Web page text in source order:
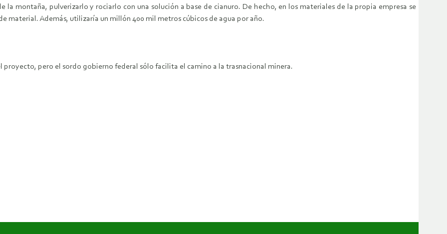
la montaña, pulverizarlo y rociarlo con una solución a base de cianuro. De hecho, en los materiales de la propia empresa se
material. Además, utilizaría un millón 400 mil metros cúbicos de agua por año.
proyecto, pero el sordo gobierno federal sólo facilita el camino a la trasnacional minera.